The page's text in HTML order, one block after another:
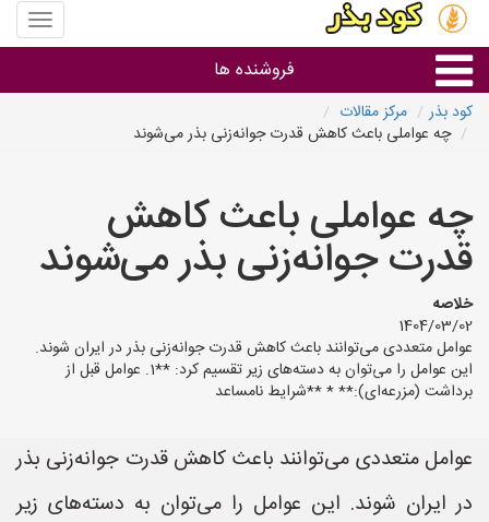
منوی
سایت
بذر
فروشنده ها
گروه ها
استان ها
کود بذر
مرکز مقالات
چه عواملی باعث کاهش قدرت جوانه‌زنی بذر می‌شوند
چه عواملی باعث کاهش
قدرت جوانه‌زنی بذر می‌شوند
خلاصه
1404/03/02
عوامل متعددی می‌توانند باعث کاهش قدرت جوانه‌زنی بذر در ایران شوند.
این عوامل را می‌توان به دسته‌های زیر تقسیم کرد: **1. عوامل قبل از
برداشت (مزرعه‌ای):** * **شرایط نامساعد
عوامل متعددی می‌توانند باعث کاهش قدرت جوانه‌زنی بذر
در ایران شوند. این عوامل را می‌توان به دسته‌های زیر